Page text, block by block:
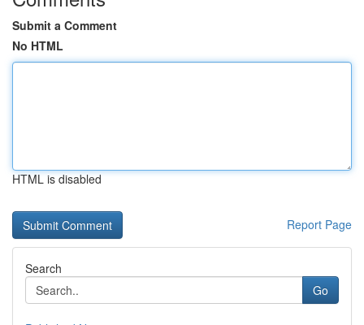
Submit a Comment
No HTML
HTML is disabled
Report Page
Search
Go